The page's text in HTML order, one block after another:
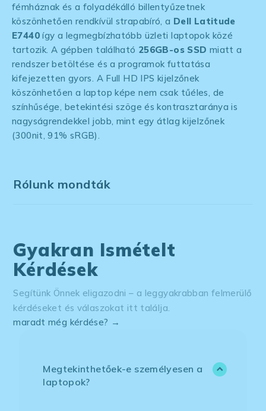
fémháznak és a folyadékálló billentyűzetnek
köszönhetően rendkívül strapabíró, a Dell Latitude
E7440így a legmegbízhatóbb üzleti laptopok közé
tartozik. A gépben található 256GB-os SSD miatt a
rendszer betöltése és a programok futtatása
kifejezetten gyors. A Full HD IPS kijelzőnek
köszönhetően a laptop képe nem csak tűéles, de
színhűsége, betekintési szöge és kontrasztaránya is
nagyságrendekkel jobb, mint egy átlag kijelzőnek
(300nit, 91% sRGB).
Rólunk mondták
Gyakran Ismételt
Kérdések
Segítünk Önnek eligazodni – a leggyakrabban felmerülő
kérdéseket és válaszokat itt találja.
maradt még kérdése? →
Megtekinthetőek-e személyesen a
laptopok?